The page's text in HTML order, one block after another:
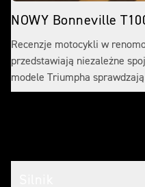
NOWY Bonneville
Recenzje motocykli w
przedstawiają niezależne
modele Triumpha